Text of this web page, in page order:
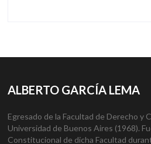
ALBERTO GARCÍA LEMA
Egresado de la Facultad de Derecho y
Universidad de Buenos Aires (1968).
Constitucional de dicha Facultad